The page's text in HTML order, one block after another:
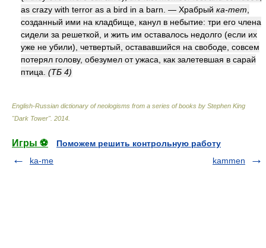
as crazy with terror as a bird in a barn. — Храбрый ка-тет
созданный ими на кладбище, канул в небытие: три его члена
сидели за решеткой, и жить им оставалось недолго (если их
уже не убили), четвертый, остававшийся на свободе, совсем
потерял голову, обезумел от ужаса, как залетевшая в сарай
птица. (ТБ 4)
English-Russian dictionary of neologisms from a series of books by Stephen King
"Dark Tower". 2014
Игры ⚽
Поможем решить контрольную работу
ka-me
kammen